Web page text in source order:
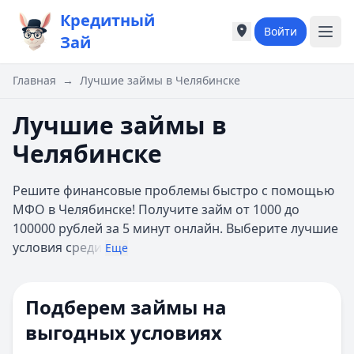
Кредитный
Зай
Города России
Москва
Б
Барнаул
Белгород
Города России
Москва
Б
Барнаул
Белгород
Войти
Главная → Лучшие займы в Челябинске
Лучшие займы в
Челябинске
Решите финансовые проблемы быстро с помощью
МФО в Челябинске! Получите займ от 1000 до
100000 рублей за 5 минут онлайн. Выберите лучшие
условия среди Еще
Подберем займы на
выгодных условиях